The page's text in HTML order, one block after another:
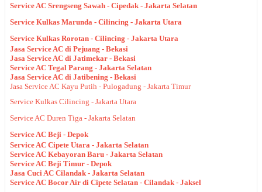
Service AC Srengseng Sawah - Cipedak - Jakarta Selatan
Service Kulkas Marunda - Cilincing - Jakarta Utara
Service Kulkas Rorotan - Cilincing - Jakarta Utara
Jasa Service AC di Pejuang - Bekasi
Jasa Service AC di Jatimekar - Bekasi
Service AC Tegal Parang - Jakarta Selatan
Jasa Service AC di Jatibening - Bekasi
Jasa Service AC Kayu Putih - Pulogadung - Jakarta Timur
Service Kulkas Cilincing - Jakarta Utara
Service AC Duren Tiga - Jakarta Selatan
Service AC Beji - Depok
Service AC Cipete Utara - Jakarta Selatan
Service AC Kebayoran Baru - Jakarta Selatan
Service AC Beji Timur - Depok
Jasa Cuci AC Cilandak - Jakarta Selatan
Service AC Bocor Air di Cipete Selatan - Cilandak - Jaksel